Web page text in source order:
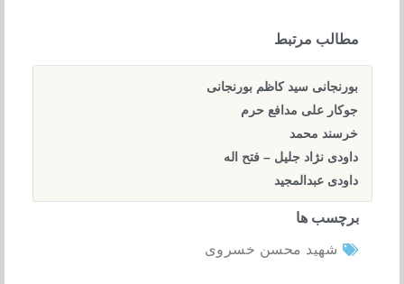
مطالب مرتبط
بورنجانی سید کاظم بورنجانی
جوکار علی مدافع حرم
خرسند محمد
داودی نژاد جلیل – فتح اله
داودی عبدالمجید
برچسب ها
شهید محسن خسروی